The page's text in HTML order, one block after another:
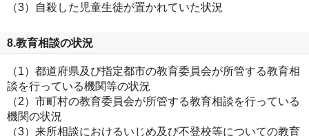
（3）自殺した児童生徒が置かれていた状況
8.教育相談の状況
（1）都道府県及び指定都市の教育委員会が所管する教育相
談を行っている機関等の状況
（2）市町村の教育委員会が所管する教育相談を行っている
機関の状況
（3）来所相談におけるいじめ及び不登校等についての教育